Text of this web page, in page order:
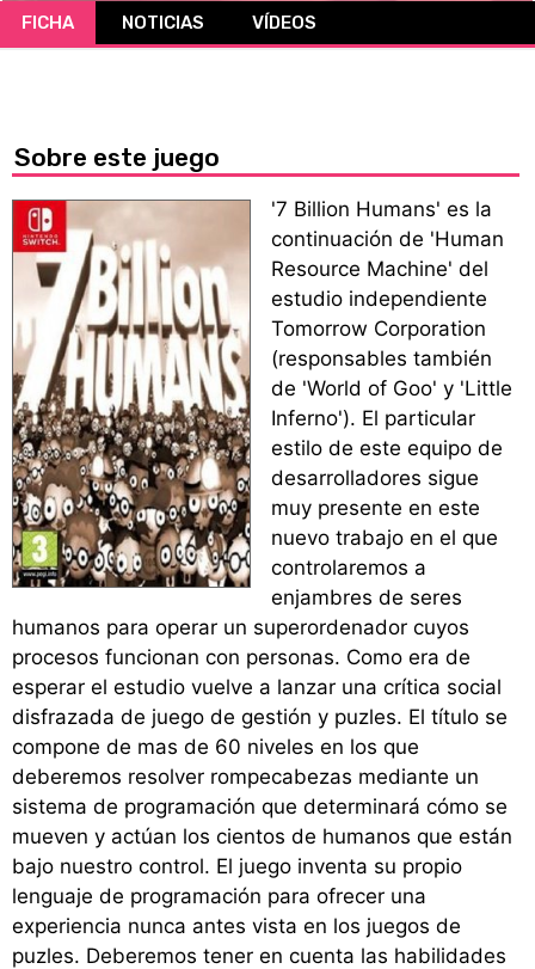
FICHA NOTICIAS VÍDEOS
Sobre este juego
'7 Billion Humans' es la
continuación de 'Human
Resource Machine' del
estudio independiente
Tomorrow Corporation
(responsables también
de 'World of Goo' y 'Little
Inferno'). El particular
estilo de este equipo de
desarrolladores sigue
muy presente en este
nuevo trabajo en el que
controlaremos a
enjambres de seres
humanos para operar un superordenador cuyos
procesos funcionan con personas. Como era de
esperar el estudio vuelve a lanzar una crítica social
disfrazada de juego de gestión y puzles. El título se
compone de mas de 60 niveles en los que
deberemos resolver rompecabezas mediante un
sistema de programación que determinará cómo se
mueven y actúan los cientos de humanos que están
bajo nuestro control. El juego inventa su propio
lenguaje de programación para ofrecer una
experiencia nunca antes vista en los juegos de
puzles. Deberemos tener en cuenta las habilidades